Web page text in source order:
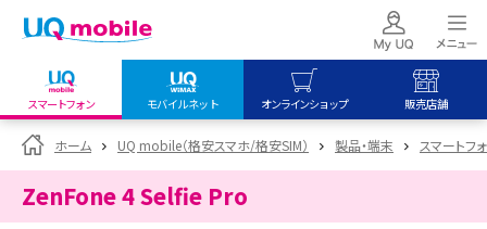
スマートフォン モバイルネット オンラインショップ 販売店舗
my UQ WiMAX
UQ WiMAX ご契約の方
UQ mobile
オンラインショップ
UQ mobile
販売店舗
ホーム UQ mobile（格安スマホ/格安SIM） 製品・端末 スマートフ
ZenFone 4 Selfie Pro